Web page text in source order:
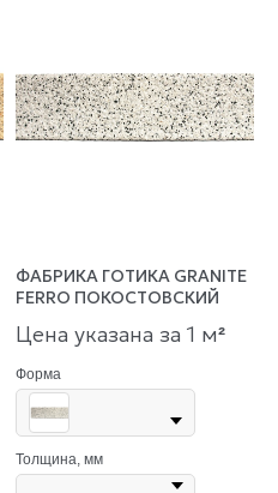
ФАБРИКА ГОТИКА GRANITE
FERRO ПОКОСТОВСКИЙ
Цена указана за 1 м²
Форма
Толщина, мм